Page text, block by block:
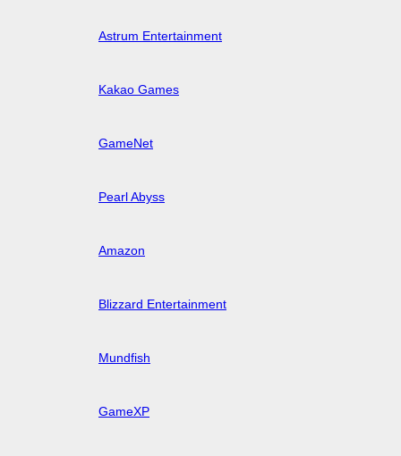
Astrum Entertainment
Kakao Games
GameNet
Pearl Abyss
Amazon
Blizzard Entertainment
Mundfish
GameXP